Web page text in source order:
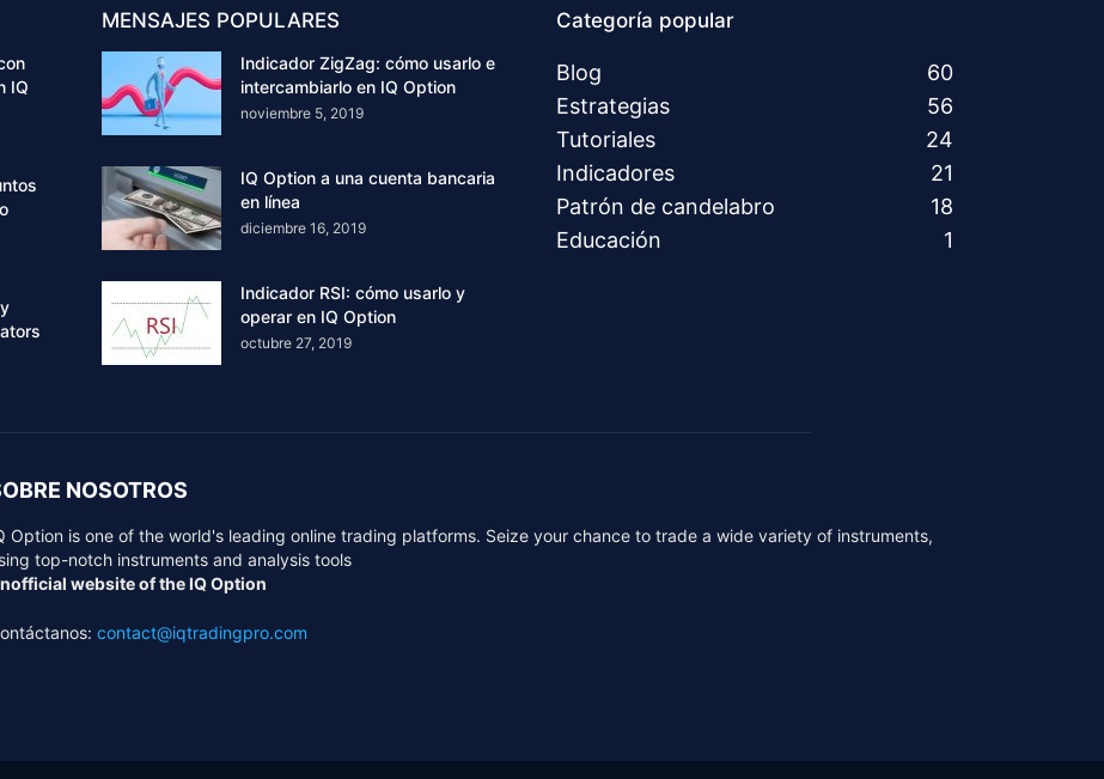
IQ
MENSAJES POPULARES
Indicador ZigZag: cómo usarlo e
intercambiarlo en IQ Option
noviembre 5, 2019
IQ Option a una cuenta bancaria
en línea
diciembre 16, 2019
Indicador RSI: cómo usarlo y
operar en IQ Option
octubre 27, 2019
Categoría popular
Blog
60
Estrategias
56
Tutoriales
24
Indicadores
21
Patrón de candelabro
18
Educación
1
NOSOTROS
Option is one of the world's leading online trading platforms. Seize your chance to trade a wide variety of instruments,
top-notch instruments and analysis tools
website of the IQ Option
contact@iqtradingpro.com